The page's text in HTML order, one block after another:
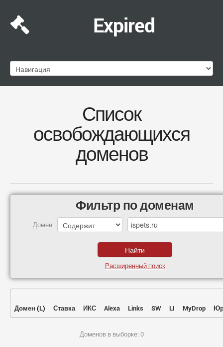
Expired
Список
освобождающихся
доменов
Фильтр по доменам
Домен
Расширенный поиск
Домен (L) Ставка ИКС Alexa Links SW LI MyDrop
Доменов в выборке: 0